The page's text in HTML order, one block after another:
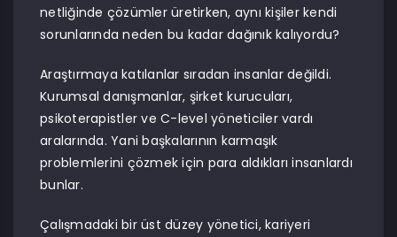
netliğinde çözümler üretirken, aynı kişiler kendi
sorunlarında neden bu kadar dağınık kalıyordu?
Araştırmaya katılanlar sıradan insanlar değildi.
Kurumsal danışmanlar, şirket kurucuları,
psikoterapistler ve C-level yöneticiler vardı
aralarında. Yani başkalarının karmaşık
problemlerini çözmek için para aldıkları insanlardı
bunlar.
Çalışmadaki bir üst düzey yönetici, kariyeri